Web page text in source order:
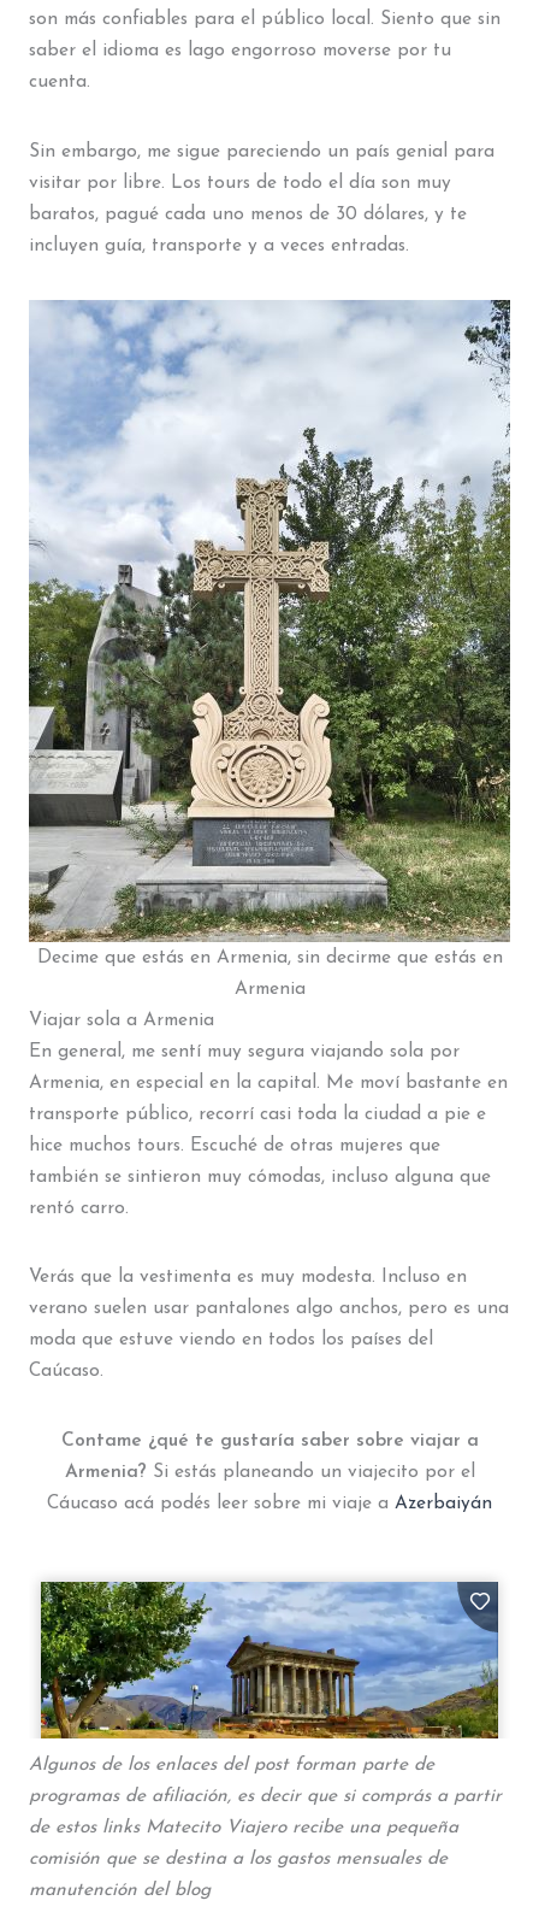
son más confiables para el público local. Siento que sin
saber el idioma es lago engorroso moverse por tu
cuenta.
Sin embargo, me sigue pareciendo un país genial para
visitar por libre. Los tours de todo el día son muy
baratos, pagué cada uno menos de 30 dólares, y te
incluyen guía, transporte y a veces entradas.
Decime que estás en Armenia, sin decirme que estás en
Armenia
Viajar sola a Armenia
En general, me sentí muy segura viajando sola por
Armenia, en especial en la capital. Me moví bastante en
transporte público, recorrí casi toda la ciudad a pie e
hice muchos tours. Escuché de otras mujeres que
también se sintieron muy cómodas, incluso alguna que
rentó carro.
Verás que la vestimenta es muy modesta. Incluso en
verano suelen usar pantalones algo anchos, pero es una
moda que estuve viendo en todos los países del
Caúcaso.
Contame ¿qué te gustaría saber sobre viajar a
Armenia? Si estás planeando un viajecito por el
Cáucaso acá podés leer sobre mi viaje a Azerbaiyán
Algunos de los enlaces del post forman parte de
programas de afiliación, es decir que si comprás a partir
de estos links Matecito Viajero recibe una pequeña
comisión que se destina a los gastos mensuales de
manutención del blog